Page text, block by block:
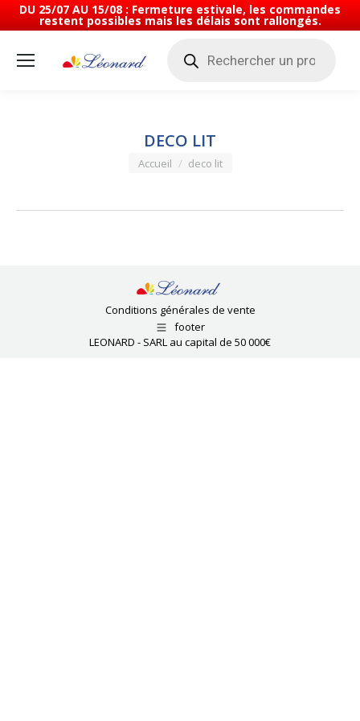
DU 25/07 AU 15/08 : Fermeture estivale, les commandes
restent possibles mais les délais sont rallongés.
produits
DECO LIT
Vous êtes ici :
Accueil deco lit
Conditions générales de vente
footer
LEONARD - SARL au capital de 50 000€